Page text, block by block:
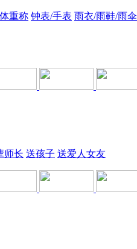
重称 钟表/手表 雨衣/雨鞋/雨伞
师长 送孩子 送爱人女友